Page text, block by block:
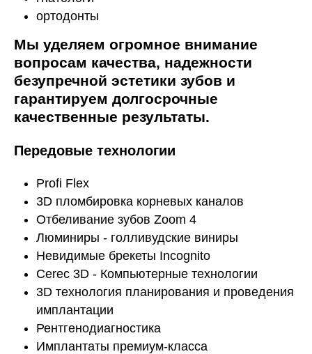
ортодонты
Мы уделяем огромное внимание
вопросам качества, надежности
безупречной эстетики зубов и
гарантируем долгосрочные
качественные результаты.
Передовые технологии
Profi Flex
3D пломбировка корневых каналов
Отбеливание зубов Zoom 4
Люминиры - голливудские виниры
Невидимые брекеты Incognito
Cerec 3D - Компьютерные технологии
3D технология планирования и проведения
имплантации
Рентгенодиагностика
Имплантаты премиум-класса